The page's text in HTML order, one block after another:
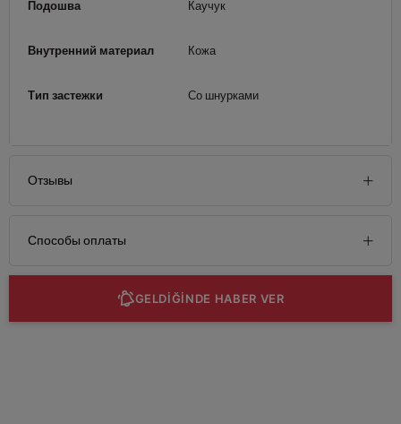
Подошва Каучук
Внутренний материал Кожа
Тип застежки Со шнурками
Отзывы
Способы оплаты
GELDİĞİNDE HABER VER